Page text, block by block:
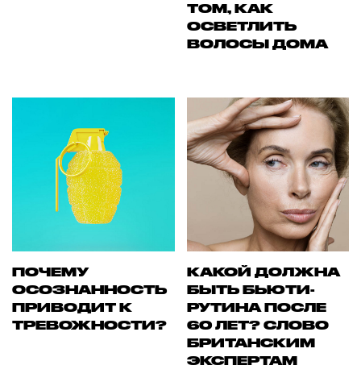
ТОМ, КАК
ОСВЕТЛИТЬ
ВОЛОСЫ ДОМА
ПОЧЕМУ
ОСОЗНАННОСТЬ
ПРИВОДИТ К
ТРЕВОЖНОСТИ?
КАКОЙ ДОЛЖНА
БЫТЬ БЬЮТИ-
РУТИНА ПОСЛЕ
60 ЛЕТ? СЛОВО
БРИТАНСКИМ
ЭКСПЕРТАМ